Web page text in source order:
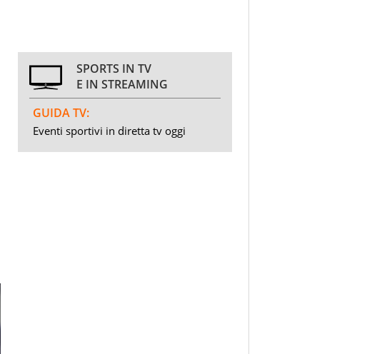
SPORTS IN TV
E IN STREAMING
GUIDA TV:
Eventi sportivi in diretta tv oggi